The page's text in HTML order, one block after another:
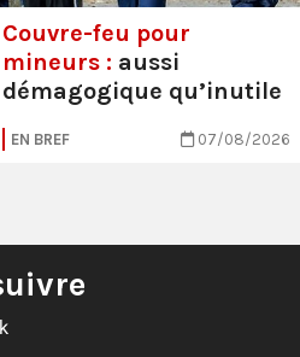
Couvre-feu pour
mineurs : aussi
démagogique qu’inutile
EN BREF 07/08/2026